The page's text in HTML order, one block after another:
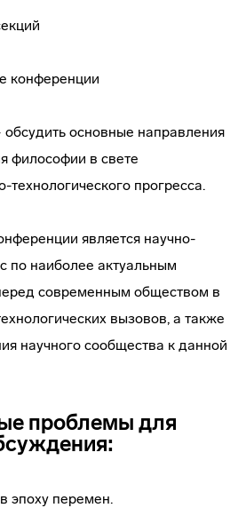
конференции
основные направления
философии в свете
технологического прогресса.
является научно-
по наиболее актуальным
современным обществом в
вызовов, а также
научного сообщества к данной
проблемы для
эпоху перемен.